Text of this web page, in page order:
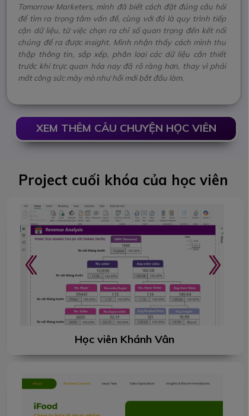
XEM THÊM CÂU CHUYỆN HỌC VIÊN
Tomorrow Marketers, mình đã biết cách đặt đúng câu hỏi
để tìm ra trọng tâm vấn đề, cùng với đó là quy trình tiếp
cận dữ liệu, từ việc chọn ra chỉ số quan trọng đến kết nối
chúng để ra được insight. Mình nhận thấy cách mình thu
thập thông tin, sắp xếp, phân loại các dữ liệu cần thiết
trước khi trực quan hóa nay đã rõ ràng hơn, thay vì phải
mất công sức mày mò như hồi mới bắt đầu làm.
Project cuối khóa của học viên
Học viên Khánh Vân